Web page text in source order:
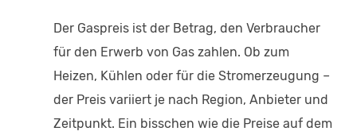
Der Gaspreis ist der Betrag, den Verbraucher
für den Erwerb von Gas zahlen. Ob zum
Heizen, Kühlen oder für die Stromerzeugung –
der Preis variiert je nach Region, Anbieter und
Zeitpunkt. Ein bisschen wie die Preise auf dem